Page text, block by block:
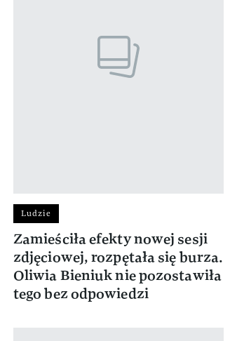
Ludzie
Zamieściła efekty nowej sesji
zdjęciowej, rozpętała się burza.
Oliwia Bieniuk nie pozostawiła
tego bez odpowiedzi